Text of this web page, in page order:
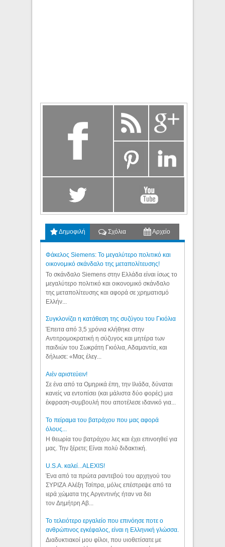
Δημοφιλή Σχόλια Αρχείο
Φάκελος Siemens: Το μεγαλύτερο πολιτικό και
οικονομικό σκάνδαλο της μεταπολίτευσης!
Το σκάνδαλο Siemens στην Ελλάδα είναι ίσως το
μεγαλύτερο πολιτικό και οικονομικό σκάνδαλο
της μεταπολίτευσης και αφορά σε χρηματισμό
Ελλήν...
Συγκλονίζει η κατάθεση της συζύγου του Γκιόλια
Έπειτα από 3,5 χρόνια κλήθηκε στην
Αντιτρομοκρατική η σύζυγος και μητέρα των
παιδιών του Σωκράτη Γκιόλια, Αδαμαντία, και
δήλωσε: «Μας έλεγ...
Aιέν αριστεύειν!
Σε ένα από τα Ομηρικά έπη, την Ιλιάδα, δύναται
κανείς να εντοπίσει (και μάλιστα δύο φορές) μια
έκφραση-συμβουλή που αποτέλεσε ιδανικό για...
Το πείραμα του βατράχου που μας αφορά
όλους...
Η θεωρία του βατράχου λες και έχει επινοηθεί για
μας. Την ξέρετε; Είναι πολύ διδακτική.
U.S.A. καλεί...ALEXIS!
Ένα από τα πρώτα ραντεβού του αρχηγού του
ΣΥΡΙΖΑ Αλέξη Τσίπρα, μόλις επέστρεψε από τα
ιερά χώματα της Αργεντινής ήταν να δει
τον Δημήτρη Αβ...
Το τελειότερο εργαλείο που επινόησε ποτε ο
ανθρώπινος εγκέφαλος, είναι η Ελληνική γλώσσα.
Διαδυκτιακοί μου φίλοι, που υιοθετίσατε με